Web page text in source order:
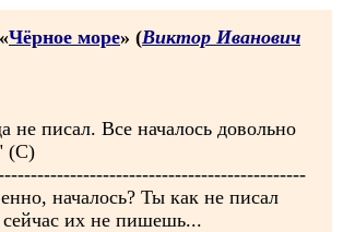
Чёрное море» (Виктор Иванович
не писал. Все началось довольно
(С)
началось? Ты как не писал
сейчас их не пишешь...